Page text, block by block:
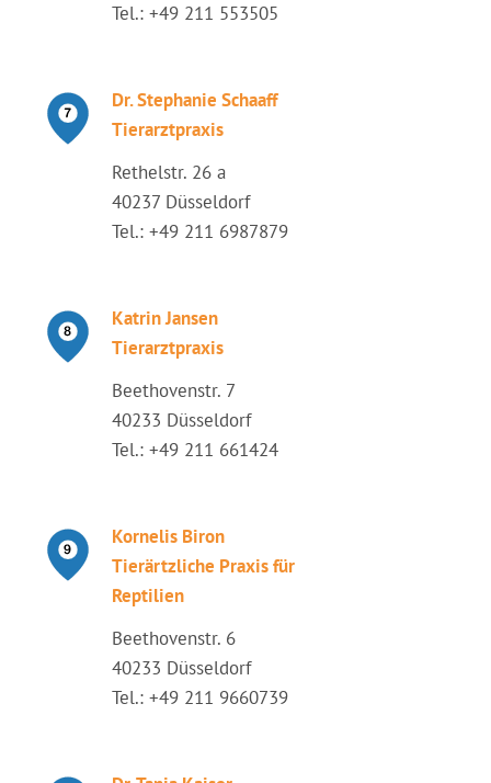
Tel.: +49 211 553505
Dr. Stephanie Schaaff
Tierarztpraxis
Rethelstr. 26 a
40237 Düsseldorf
Tel.: +49 211 6987879
Katrin Jansen
Tierarztpraxis
Beethovenstr. 7
40233 Düsseldorf
Tel.: +49 211 661424
Kornelis Biron
Tierärtzliche Praxis für
Reptilien
Beethovenstr. 6
40233 Düsseldorf
Tel.: +49 211 9660739